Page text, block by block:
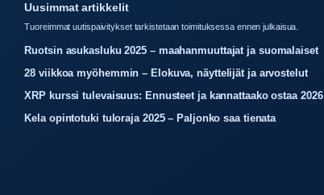
Uusimmat artikkelit
Tuoreimmat uutispaivitykset tarkistetaan toimituksessa ennen julkaisua.
Ruotsin asukasluku 2025 – maahanmuuttajat ja suomalaiset
28 viikkoa myöhemmin – Elokuva, näyttelijät ja arvostelut
XRP kurssi tulevaisuus: Ennusteet ja kannattaako ostaa 2026
Kela opintotuki tuloraja 2025 – Paljonko saa tienata